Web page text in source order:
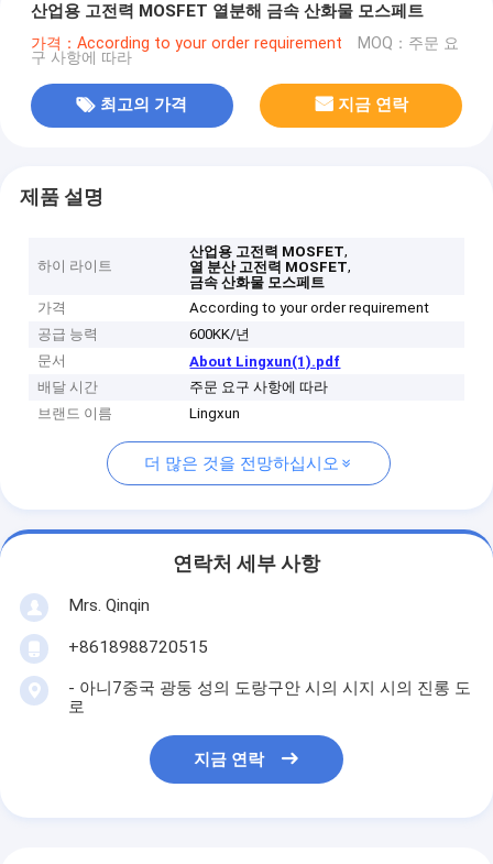
산업용 고전력 MOSFET 열분해 금속 산화물 모스페트
가격：According to your order requirement MOQ：주문 요
구 사항에 따라
최고의 가격 지금 연락
제품 설명
하이 라이트
산업용 고전력 MOSFET,
열 분산 고전력 MOSFET,
금속 산화물 모스페트
가격
According to your order requirement
공급 능력
600KK/년
문서
About Lingxun(1).pdf
배달 시간
주문 요구 사항에 따라
브랜드 이름
Lingxun
더 많은 것을 전망하십시오
연락처 세부 사항
Mrs. Qinqin
+8618988720515
- 아니7중국 광둥 성의 도랑구안 시의 시지 시의 진롱 도
로
지금 연락